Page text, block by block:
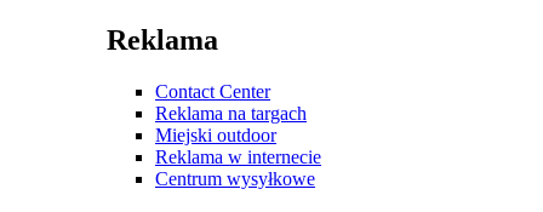
Reklama
Contact Center
Reklama na targach
Miejski outdoor
Reklama w internecie
Centrum wysyłkowe